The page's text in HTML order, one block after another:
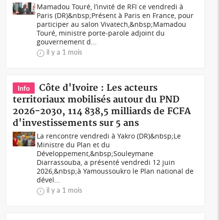
Mamadou Touré, l’invité de RFI ce vendredi à
Paris (DR)&nbsp;Présent à Paris en France, pour
participer au salon Vivatech,&nbsp;Mamadou
Touré, ministre porte-parole adjoint du
gouvernement d...
il y a 1 mois
Info
Côte d'Ivoire : Les acteurs
territoriaux mobilisés autour du PND
2026-2030, 114 838,5 milliards de FCFA
d'investissements sur 5 ans
La rencontre vendredi à Yakro (DR)&nbsp;Le
Ministre du Plan et du
Développement,&nbsp;Souleymane
Diarrassouba, a présenté vendredi 12 juin
2026,&nbsp;à Yamoussoukro le Plan national de
dével...
il y a 1 mois